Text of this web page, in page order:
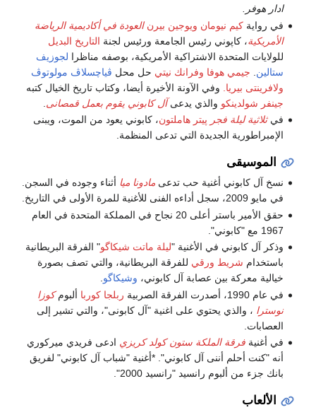
ادار هوفر.
في روايةكيم نيومان ويوجين بيرن العودة في أكاديمية الرياضة
الأمريكية، كاپوني رئيس الجامعة ورئيس لجنة التاريخ البديل
للولايات المتحدة الاشتراكية الأمريكية، بوصفه مناظرا لجوزيف
ستالين
جيمي هوفا وفرانك نيتي حل محل ڤياچسلاڤ مولوتوڤ
ولافرينتى بيريا.
وفي الآونة الأخيرة أيضا، وكتاب تاريخ الخيال كتبه
جينفر شولدينكو والذي يدعىآل كابوني يقوم بعمل قمصانى
فيثلاثية ليلة فجر پيتر هاملتون، كابوني يعود من الموت، ويبنى
الإمبراطورية الجديدة التي تدعى المنظمة.
الموسيقى
نسخ آل كابوني أغنية حب تدعىمادونا ميا أثناء وجوده في السجن.
في مايو 2009، سجل أداءه الفنى للأغنية للمرة الأولى في التاريخ.
حقق الأمير باستر أعلى 20 نجاح في المملكة المتحدة في العام
1967 مع "كابوني".
وذكر آل كابوني في الأغنية "ليلة ماتت شيكاگو" الفرقة البريطانية
باستخدام شريط ورقي للفرقة البريطانية، والتي تصف بصورة
خيالية معركة بين عصابة آل كابوني، وشيكاگو.
في عام 1990، أصدرت الفرقة الصربية
ربلجا كوربا ألبومكوزا
نوسترا ، والذي يحتوي على اغنية "آل كابونى"، والتي تشير إلى
العصابات.
في أغنيةفرقة الملكة ستون كولد كريزي ادعى فريدي ميركوري
أنه "كنت أحلم أننى آل كابوني". *أغنية "شباب آل كابوني" لفريق
بانك جزء من ألبوم رانسيد "رانسيد 2000".
الألعاب